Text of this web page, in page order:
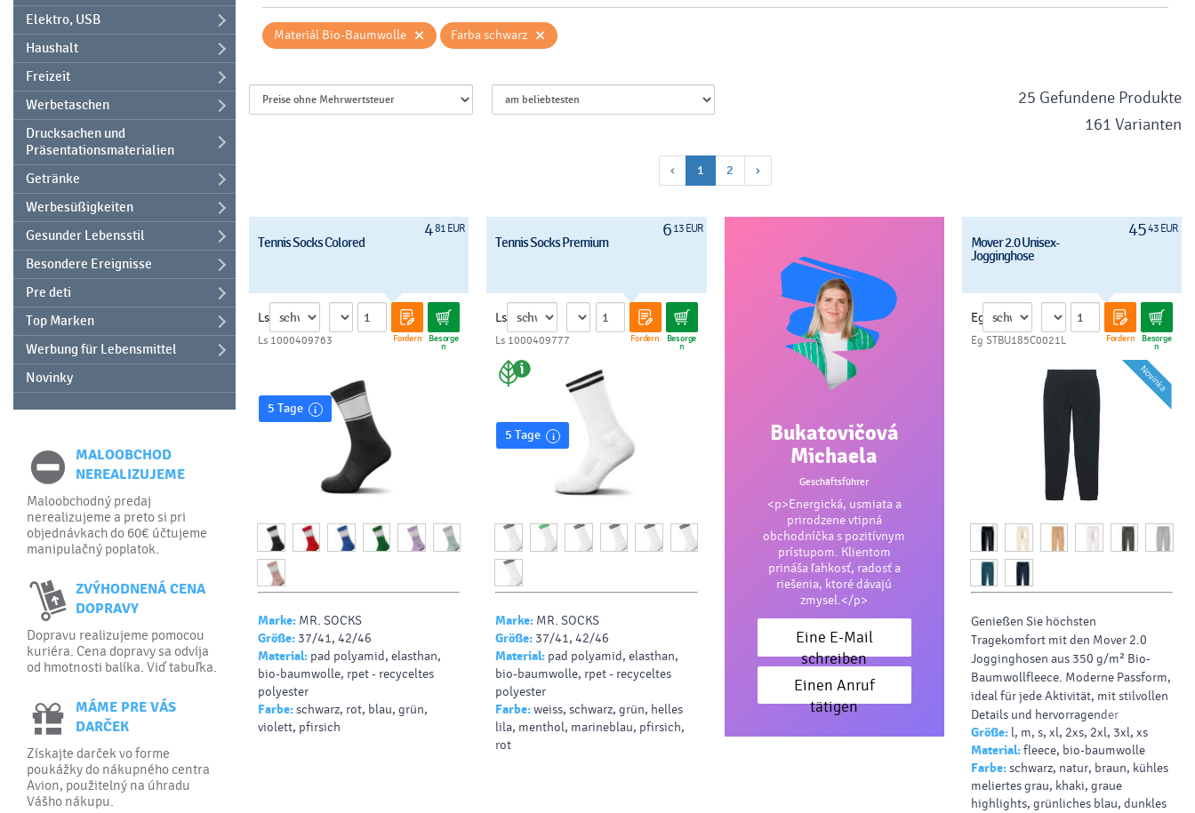
Elektro, USB
Haushalt
Freizeit
Werbetaschen
Drucksachen und
Präsentationsmaterialien
Getränke
Werbesüßigkeiten
Gesunder Lebensstil
Besondere Ereignisse
Pre deti
Top Marken
Werbung für Lebensmittel
Novinky
MALOOBCHOD
NEREALIZUJEME
Maloobchodný predaj
nerealizujeme a preto si pri
objednávkach do 60€ účtujeme
manipulačný poplatok.
ZVÝHODNENÁ CENA
DOPRAVY
Dopravu realizujeme pomocou
kuriéra. Cena dopravy sa odvíja
od hmotnosti balíka. Viď tabuľka.
MÁME PRE VÁS
DARČEK
Získajte darček vo forme
poukážky do nákupného centra
Avion, použitelný na úhradu
Vášho nákupu.
Materiál Bio-Baumwolle × Farba schwarz ×
‹ 1 2 ›
25 Gefundene Produkte
161 Varianten
481 EUR
Tennis Socks Colored
Ls
Fordern Besorge
n
Ls 1000409763
5 Tage
Marke: MR. SOCKS
Größe: 37/41, 42/46
Material: pad polyamid, elasthan,
bio-baumwolle, rpet - recyceltes
polyester
Farbe:schwarz, rot, blau, grün,
violett, pfirsich
6 13 EUR
Tennis Socks Premium
Ls
Fordern Besorge
n
Ls 1000409777
5 Tage
Marke: MR. SOCKS
Größe: 37/41, 42/46
Material: pad polyamid, elasthan,
bio-baumwolle, rpet - recyceltes
polyester
Farbe:weiss, schwarz, grün, helles
lila, menthol, marineblau, pfirsich,
rot
Bukatovičová
Michaela
Geschäftsführer
<p>Energická, usmiata a
prirodzene vtipná
obchodníčka s pozitívnym
prístupom. Klientom
prináša ľahkosť, radosť a
riešenia, ktoré dávajú
zmysel.</p>
Eine E-Mail
schreiben
Einen Anruf
tätigen
4543 EUR
Mover 2.0 Unisex-
Jogginghose
Eg
Fordern Besorge
n
Eg STBU185C0021L
Genießen Sie höchsten
Tragekomfort mit den Mover 2.0
Jogginghosen aus 350 g/m² Bio-
Baumwollfleece. Moderne Passform,
ideal für jede Aktivität, mit stilvollen
Details und hervorragender
Bedruckbarkeit für individuelle
Designs.
Größe: l, m, s, xl, 2xs, 2xl, 3xl, xs
Material:fleece, bio-baumwolle
Farbe:schwarz, natur, braun, kühles
meliertes grau, khaki, graue
highlights, grünliches blau, dunkles